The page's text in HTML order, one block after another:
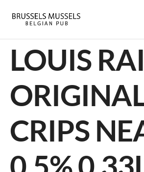
LOUIS
CRIPS